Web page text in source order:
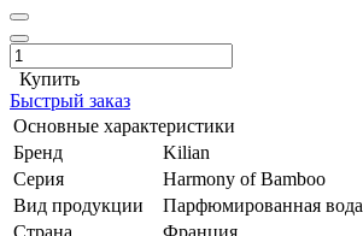
Купить
Быстрый заказ
Основные характеристики
Бренд
Kilian
Серия
Harmony of Bamboo
Вид продукции
Парфюмированная вода
Страна
Франция